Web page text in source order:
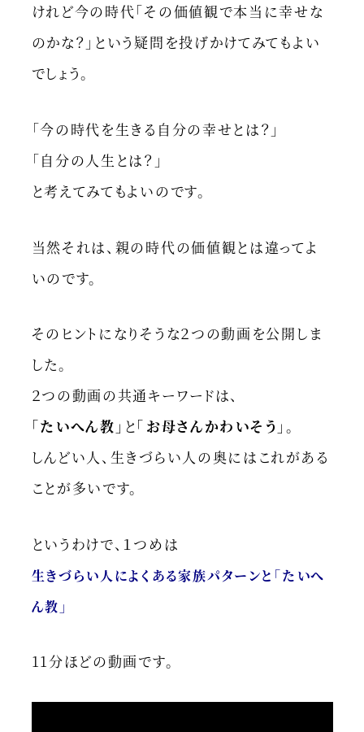
けれど今の時代「その価値観で本当に幸せな
のかな？」という疑問を投げかけてみてもよい
でしょう。
「今の時代を生きる自分の幸せとは？」
「自分の人生とは？」
と考えてみてもよいのです。
当然それは、親の時代の価値観とは違ってよ
いのです。
そのヒントになりそうな２つの動画を公開しま
した。
２つの動画の共通キーワードは、
「たいへん教」 と「お母さんかわいそう」 。
しんどい人、生きづらい人の奥にはこれがある
ことが多いです。
というわけで、１つめは
生きづらい人によくある家族パターンと「たいへ
ん教」
11分ほどの動画です。